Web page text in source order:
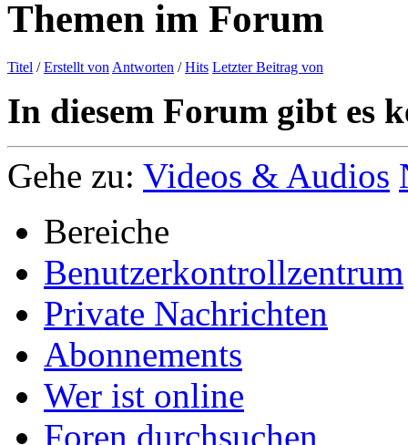
Themen im Forum
Titel /Erstellt von Antworten /Hits Letzter Beitrag von
In diesem Forum gibt es
Gehe zu: Videos & Audios
Bereiche
Benutzerkontrollzentrum
Private Nachrichten
Abonnements
Wer ist online
Foren durchsuchen